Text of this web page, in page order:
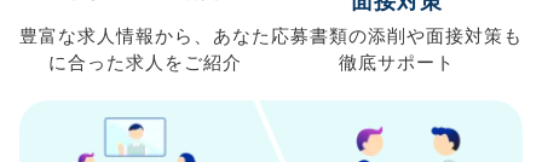
豊富な求人情報から、 あなた
に合った求人を ご紹介
応募書類の添削や面接対策も
徹底サポート